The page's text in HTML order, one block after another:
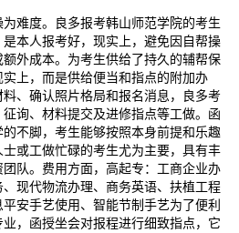
度。良多报考韩山师范学院的考生
本人报考好，现实上，避免因自帮操
外成本。为考生供给了持久的辅帮保
上，而是供给便当和指点的附加办
、确认照片格局和报名消息，良多考
询、材料提交及进修指点等工做。函
不脚，考生能够按照本身前提和乐趣
或工做忙碌的考生尤为主要，具有丰
队。费用方面，高起专：工商企业办
现代物流办理、商务英语、扶植工程
安手艺使用、智能节制手艺为了便利
，函授坐会对报程进行细致指点，它